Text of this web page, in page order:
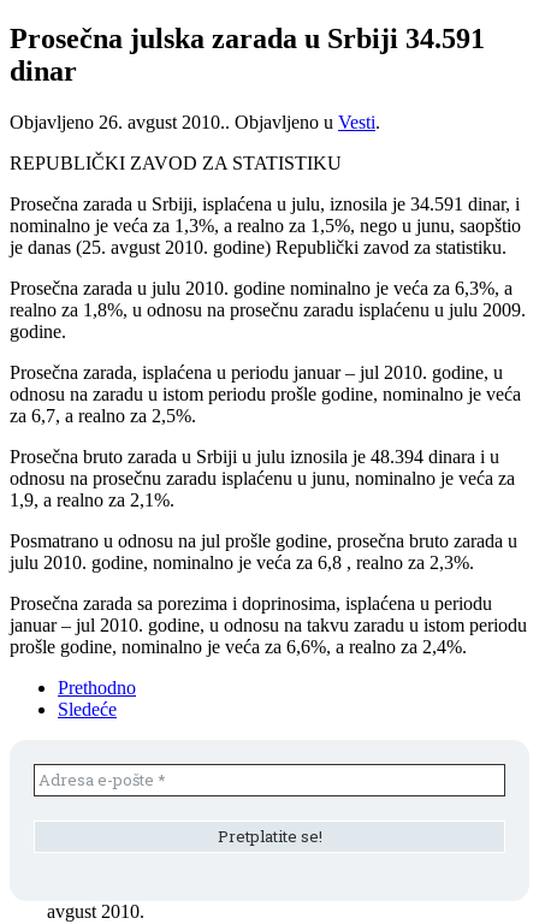
Prosečna julska zarada u Srbiji 34.591
dinar
Objavljeno 26. avgust 2010.. Objavljeno u Vesti.
REPUBLIČKI ZAVOD ZA STATISTIKU
Prosečna zarada u Srbiji, isplaćena u julu, iznosila je 34.591 dinar, i
nominalno je veća za 1,3%, a realno za 1,5%, nego u junu, saopštio
je danas (25. avgust 2010. godine) Republički zavod za statistiku.
Prosečna zarada u julu 2010. godine nominalno je veća za 6,3%, a
realno za 1,8%, u odnosu na prosečnu zaradu isplaćenu u julu 2009.
godine.
Prosečna zarada, isplaćena u periodu januar – jul 2010. godine, u
odnosu na zaradu u istom periodu prošle godine, nominalno je veća
za 6,7, a realno za 2,5%.
Prosečna bruto zarada u Srbiji u julu iznosila je 48.394 dinara i u
odnosu na prosečnu zaradu isplaćenu u junu, nominalno je veća za
1,9, a realno za 2,1%.
Posmatrano u odnosu na jul prošle godine, prosečna bruto zarada u
julu 2010. godine, nominalno je veća za 6,8 , realno za 2,3%.
Prosečna zarada sa porezima i doprinosima, isplaćena u periodu
januar – jul 2010. godine, u odnosu na takvu zaradu u istom periodu
prošle godine, nominalno je veća za 6,6%, a realno za 2,4%.
Prethodno
Sledeće
avgust 2010.